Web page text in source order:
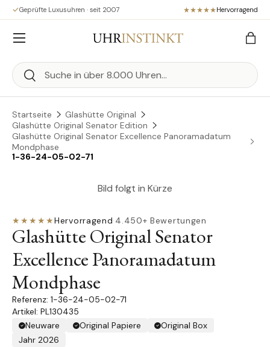
Direkt zum Inhalt
Geprüfte Luxusuhren · seit 2007 Hervorragend
Suchen
Suchen
Menü
Startseite
Glashütte Original
Glashütte Original Senator Edition
Glashütte Original Senator Excellence Panoramadatum
Mondphase
1-36-24-05-02-71
Bild folgt in Kürze
★★★★★Hervorragend·4.450+ Bewertungen
Glashütte Original Senator
Excellence Panoramadatum
Mondphase
1-36-24-05-02-71
Artikel: PL130435
Neuware
Original Papiere
Original Box
Jahr 2026